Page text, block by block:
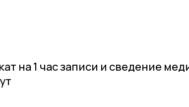
на 1 час записи и сведение